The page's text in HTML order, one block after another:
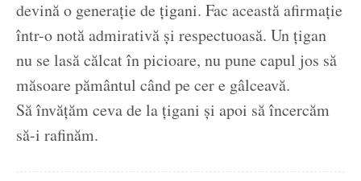
devină o generație de țigani. Fac această afirmație
într-o notă admirativă și respectuoasă. Un țigan
nu se lasă călcat în picioare, nu pune capul jos să
măsoare pământul când pe cer e gâlceavă.
Să învățăm ceva de la țigani și apoi să încercăm
să-i rafinăm.